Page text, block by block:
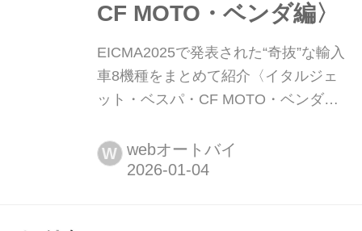
CF MOTO・ベンダ編〉
EICMA2025で発表された“奇抜”な輸入
車8機種をまとめて紹介〈イタルジェ
ット・ベスパ・CF MOTO・ベンダ
EICMA2025では、欧州ブランドが意地
を見せる一方で、近年はアジアブラン
W webオートバイ